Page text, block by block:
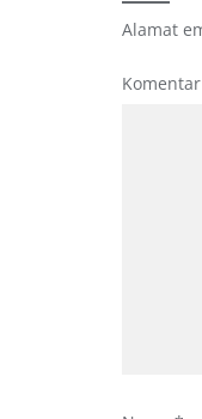
Alamat
Komentar